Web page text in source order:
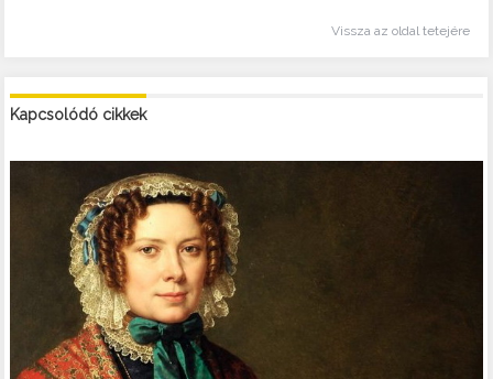
Vissza az oldal tetejére
Kapcsolódó cikkek